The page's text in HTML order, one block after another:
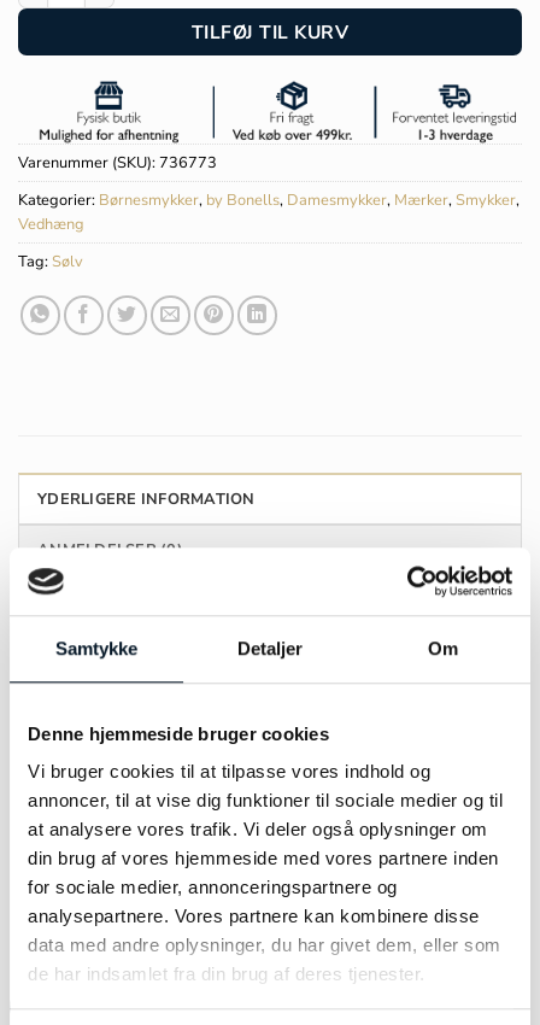
Samtykke Detaljer Om
Denne hjemmeside bruger cookies
Vi bruger cookies til at tilpasse vores indhold og
annoncer, til at vise dig funktioner til sociale medier og til
at analysere vores trafik. Vi deler også oplysninger om
din brug af vores hjemmeside med vores partnere inden
for sociale medier, annonceringspartnere og
analysepartnere. Vores partnere kan kombinere disse
data med andre oplysninger, du har givet dem, eller som
de har indsamlet fra din brug af deres tjenester.
TILFØJ TIL KURV
Varenummer (SKU):736773
Kategorier: Børnesmykker, by Bonells, Damesmykker, Mærker, Smykker,
Vedhæng
Tag: Sølv
YDERLIGERE INFORMATION
ANMELDELSER (0)
MÆRKE by Bonells
STØRRELSE
RELATEREDE VARER
-30%